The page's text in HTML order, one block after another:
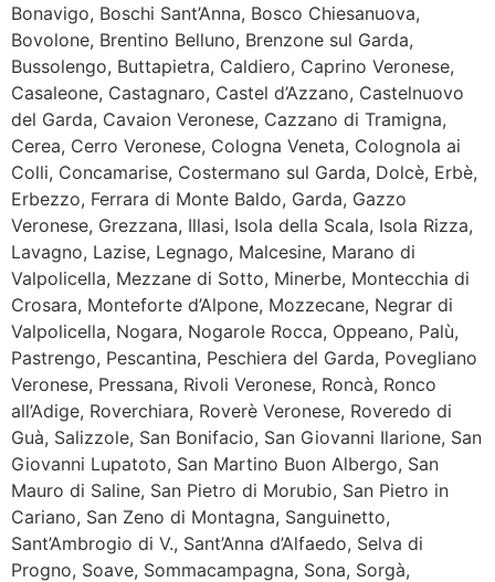
Bonavigo, Boschi Sant’Anna, Bosco Chiesanuova,
Bovolone, Brentino Belluno, Brenzone sul Garda,
Bussolengo, Buttapietra, Caldiero, Caprino Veronese,
Casaleone, Castagnaro, Castel d’Azzano, Castelnuovo
del Garda, Cavaion Veronese, Cazzano di Tramigna,
Cerea, Cerro Veronese, Cologna Veneta, Colognola ai
Colli, Concamarise, Costermano sul Garda, Dolcè, Erbè,
Erbezzo, Ferrara di Monte Baldo, Garda, Gazzo
Veronese, Grezzana, Illasi, Isola della Scala, Isola Rizza,
Lavagno, Lazise, Legnago, Malcesine, Marano di
Valpolicella, Mezzane di Sotto, Minerbe, Montecchia di
Crosara, Monteforte d’Alpone, Mozzecane, Negrar di
Valpolicella, Nogara, Nogarole Rocca, Oppeano, Palù,
Pastrengo, Pescantina, Peschiera del Garda, Povegliano
Veronese, Pressana, Rivoli Veronese, Roncà, Ronco
all’Adige, Roverchiara, Roverè Veronese, Roveredo di
Guà, Salizzole, San Bonifacio, San Giovanni Ilarione, San
Giovanni Lupatoto, San Martino Buon Albergo, San
Mauro di Saline, San Pietro di Morubio, San Pietro in
Cariano, San Zeno di Montagna, Sanguinetto,
Sant’Ambrogio di V., Sant’Anna d’Alfaedo, Selva di
Progno, Soave, Sommacampagna, Sona, Sorgà,